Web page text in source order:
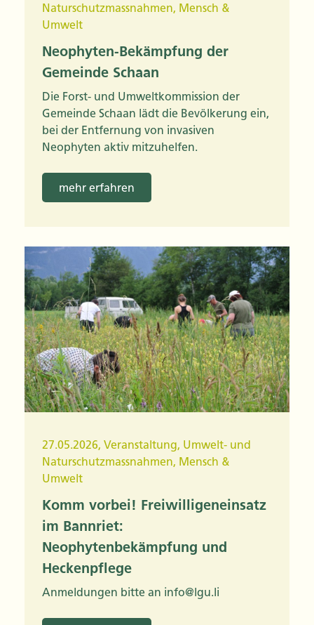
Naturschutzmassnahmen, Mensch &
Umwelt
Neophyten-Bekämpfung der
Gemeinde Schaan
Die Forst- und Umweltkommission der
Gemeinde Schaan lädt die Bevölkerung ein,
bei der Entfernung von invasiven
Neophyten aktiv mitzuhelfen.
mehr erfahren
27.05.2026, Veranstaltung, Umwelt- und
Naturschutzmassnahmen, Mensch &
Umwelt
Komm vorbei! Freiwilligeneinsatz
im Bannriet:
Neophytenbekämpfung und
Heckenpflege
Anmeldungen bitte an info@lgu.li